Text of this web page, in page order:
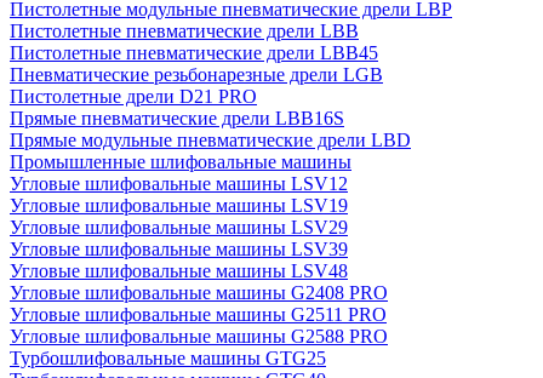
Пистолетные модульные пневматические дрели LBP
Пистолетные пневматические дрели LBB
Пистолетные пневматические дрели LBB45
Пневматические резьбонарезные дрели LGB
Пистолетные дрели D21 PRO
Прямые пневматические дрели LBB16S
Прямые модульные пневматические дрели LBD
Промышленные шлифовальные машины
Угловые шлифовальные машины LSV12
Угловые шлифовальные машины LSV19
Угловые шлифовальные машины LSV29
Угловые шлифовальные машины LSV39
Угловые шлифовальные машины LSV48
Угловые шлифовальные машины G2408 PRO
Угловые шлифовальные машины G2511 PRO
Угловые шлифовальные машины G2588 PRO
Турбошлифовальные машины GTG25